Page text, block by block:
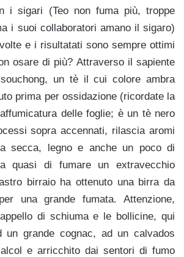
i sigari (Teo non fuma più, troppe
i suoi collaboratori amano il sigaro)
e i risultatati sono sempre ottimi
osare di più? Attraverso il sapiente
un tè il cui colore ambra
prima per ossidazione (ricordate la
delle foglie; è un tè nero
sopra accennati, rilascia aromi
secca, legno e anche un poco di
quasi di fumare un extravecchio
birraio ha ottenuto una birra da
una grande fumata. Attenzione,
di schiuma e le bollicine, qui
un grande cognac, ad un calvados
e arricchito dai sentori di fumo